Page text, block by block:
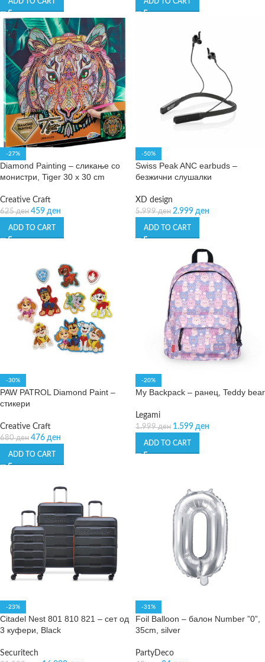
-27%
Diamond Painting – сликање со
монистри, Tiger 30 x 30 cm
Creative Craft
625ден 459 ден
ADD TO CART
-50%
Swiss Peak ANC earbuds –
безжични слушалки
XD design
5.999ден 2.999 ден
ADD TO CART
-30%
PAW PATROL Diamond Paint –
стикери
Creative Craft
680ден 476 ден
ADD TO CART
-20%
My Backpack – ранец, Teddy bear
Legami
1.999ден 1.599 ден
ADD TO CART
-23%
Citadel Nest 801 810 821 – сет од
3 куфери, Black
Securitech
-31%
Foil Balloon – балон Number ”0”,
35cm, silver
PartyDeco